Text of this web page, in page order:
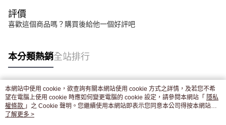
評價
喜歡這個商品嗎？購買後給他一個好評吧
本分類熱銷全站排行
熱門標籤
本網站中使用 cookie，欲查詢有關本網站使用 cookie 方式之詳情，及若您不希
望在電腦上使用 cookie 時應如何變更電腦的 cookie 設定，請參閱本網站「 隱私
權條款 」之 Cookie 聲明。您繼續使用本網站即表示您同意本公司得按本網站使
用條款之 Cookie 聲明使用 cookie。
了解更多 >